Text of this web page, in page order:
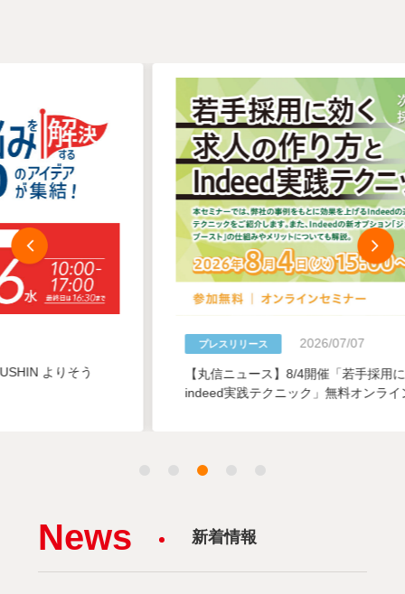
2026/07/07
【丸信ニュース】8/4開催「若手採用に効く求人の作り方と
indeed実践テクニック」無料オンラインセミナー
News 新着情報